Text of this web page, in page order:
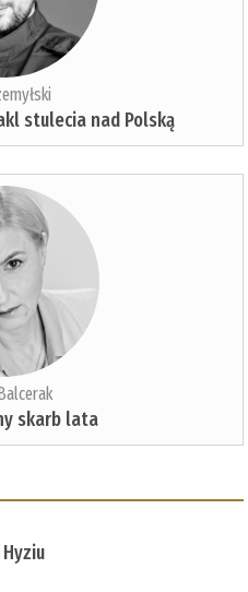
stulecia nad Polską
skarb lata